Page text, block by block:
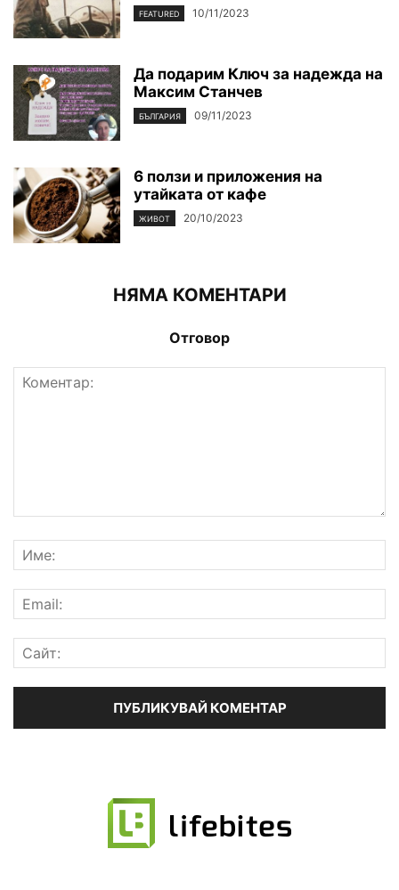
FEATURED 10/11/2023
Да подарим Ключ за надежда на
Максим Станчев
БЪЛГАРИЯ 09/11/2023
6 ползи и приложения на
утайката от кафе
ЖИВОТ 20/10/2023
НЯМА КОМЕНТАРИ
Отговор